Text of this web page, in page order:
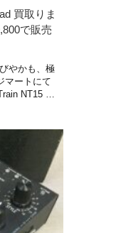
買取りま
で販売
やかも、極
マートにて
NT15 …